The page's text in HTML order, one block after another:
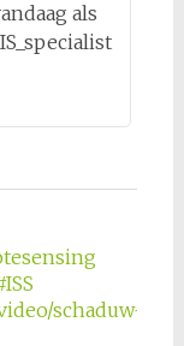
als
schaduw-